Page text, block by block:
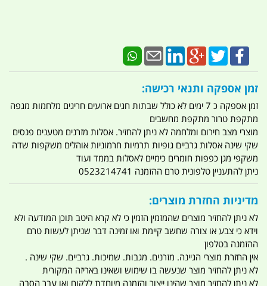
זמן אספקה ותנאי רכישה:
זמן אספקה כ 7 ימים לא כולל שבתות חגים ארועים חריגים מלחמות מגפה
מתקפת טרור מתקפת מחשבים
מוצרי מצב חירום ומלחמה לא ניתן להחזיר. אסלות מזרנים מטענים פנסים
שקי שינה אסלות גרביים גופיות תרמיות חרמוניות אוהלים משקפות שדה
משקפי מגן כפפות חומרים כימיים לאסלות בממד ועוד
ניתן להתעניין טלפונית טרם ההזמנה 0523214741
מדיניות החזרת מוצרים:
לא ניתן להחזיר מוצרים שהמזמין הזמין כי לא קרא היטב תוכן המודעה ולא
וידא כי צבע או צורה שחשב קיימת ואו זמינה דבר שניתן לעשות טרם
ההזמנה בטלפון
אין החזרת מוצרי הגיינה. מזרנים. מגבות. שמיכות. גרביים. שקי שינה .
לא ניתן להחזיר מוצר שנעשה בו שימוש ושאינו באריזה המקורית
לא ניתן להחזיר מוצר שהינו ייצור והזמנה מיוחדת ללקוח ואו עבר הסבה